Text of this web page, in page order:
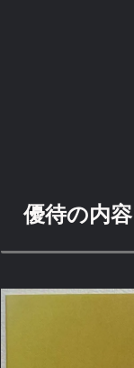
優待の内容